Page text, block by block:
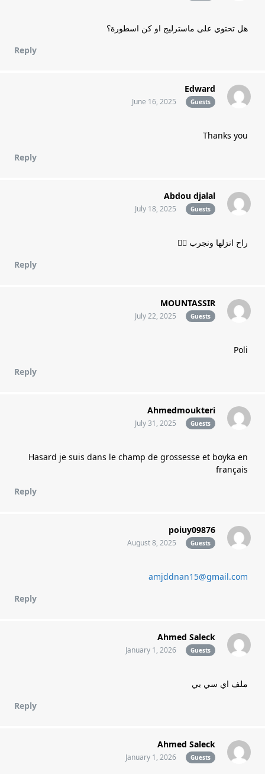
هل تحتوي على ماسترليج او كن اسطورة؟
Reply
Edward
Guests
June 16, 2025
Thanks you
Reply
Abdou djalal
Guests
July 18, 2025
راح انزلها ونجرب 👍🏾
Reply
MOUNTASSIR
Guests
July 22, 2025
Poli
Reply
Ahmedmoukteri
Guests
July 31, 2025
Hasard je suis dans le champ de grossesse et boyka en
français
Reply
poiuy09876
Guests
August 8, 2025
amjddnan15@gmail.com
Reply
Ahmed Saleck
Guests
January 1, 2026
ملف اي سي بي
Reply
Ahmed Saleck
Guests
January 1, 2026